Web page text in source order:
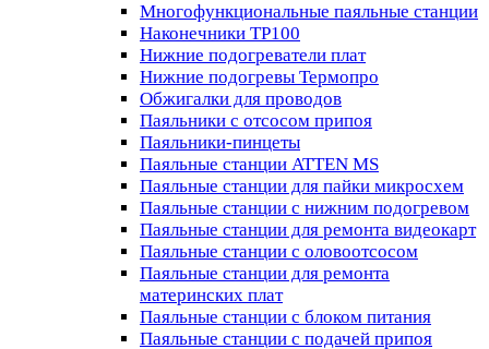
Многофункциональные паяльные станции
Наконечники TP100
Нижние подогреватели плат
Нижние подогревы Термопро
Обжигалки для проводов
Паяльники с отсосом припоя
Паяльники-пинцеты
Паяльные станции ATTEN MS
Паяльные станции для пайки микросхем
Паяльные станции с нижним подогревом
Паяльные станции для ремонта видеокарт
Паяльные станции с оловоотсосом
Паяльные станции для ремонта
материнских плат
Паяльные станции с блоком питания
Паяльные станции с подачей припоя